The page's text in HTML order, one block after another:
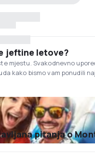
jeftine letove?
mjestu. Svakodnevno
kako bismo vam ponudili
pitanja o